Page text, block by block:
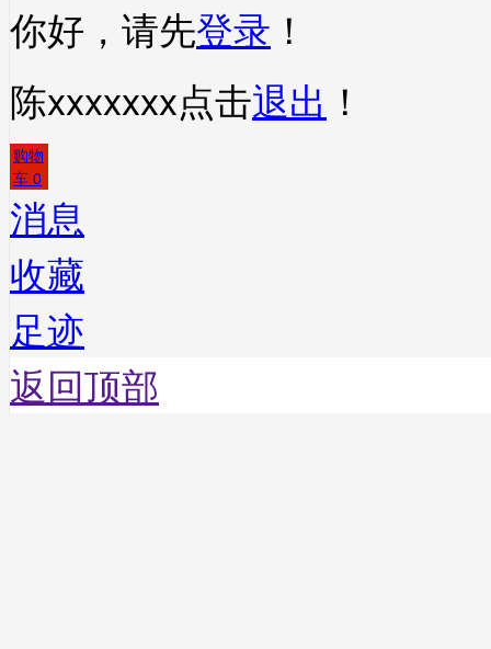
你好，请先登录 ！
陈xxxxxxx点击退出 ！
购物
车 0
消息
收藏
足迹
返回顶部